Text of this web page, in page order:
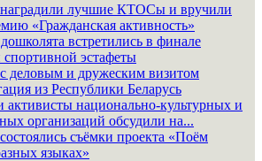
лучшие КТОСы и вручили
«Гражданская активность»
встретились в финале
эстафеты
деловым и дружеским визитом
из Республики Беларусь
активисты национально-культурных и
организаций обсудили на...
съёмки проекта «Поём
языках»